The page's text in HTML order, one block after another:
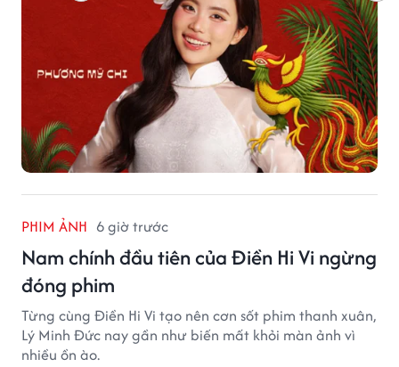
PHIM ẢNH 6 giờ trước
Nam chính đầu tiên của Điền Hi Vi ngừng
đóng phim
Từng cùng Điền Hi Vi tạo nên cơn sốt phim thanh xuân,
Lý Minh Đức nay gần như biến mất khỏi màn ảnh vì
nhiều ồn ào.